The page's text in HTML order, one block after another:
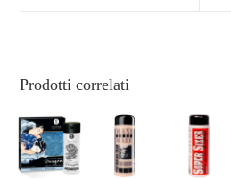
Prodotti correlati